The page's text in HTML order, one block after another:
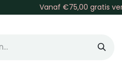
Vanaf €75,00 gratis